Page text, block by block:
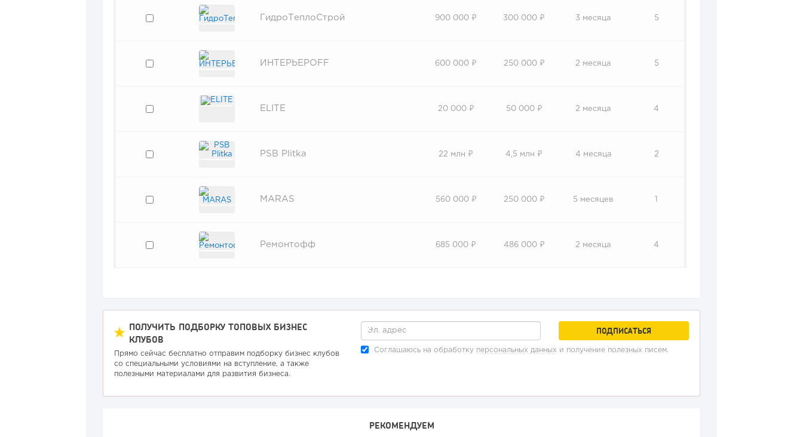
ГидроТеплоСтрой 900 000 ₽ 300 000 ₽ 3 месяца 5
ИНТЕРЬЕРOFF 600 000 ₽ 250 000 ₽ 2 месяца 5
ELITE 20 000 ₽ 50 000 ₽ 2 месяца 4
PSB Plitka 22 млн ₽ 4,5 млн ₽ 4 месяца 2
MARAS 560 000 ₽ 250 000 ₽ 5 месяцев
Ремонтофф 685 000 ₽ 486 000 ₽ 2 месяца 4
ПОЛУЧИТЬ ПОДБОРКУ ТОПОВЫХ БИЗНЕС
КЛУБОВ
Прямо сейчас бесплатно отправим подборку бизнес клубов
со специальными условиями на вступление, а также
полезными материалами для развития бизнеса.
Соглашаюсь на обработку персональных данных и получение полезных писем.
РЕКОМЕНДУЕМ